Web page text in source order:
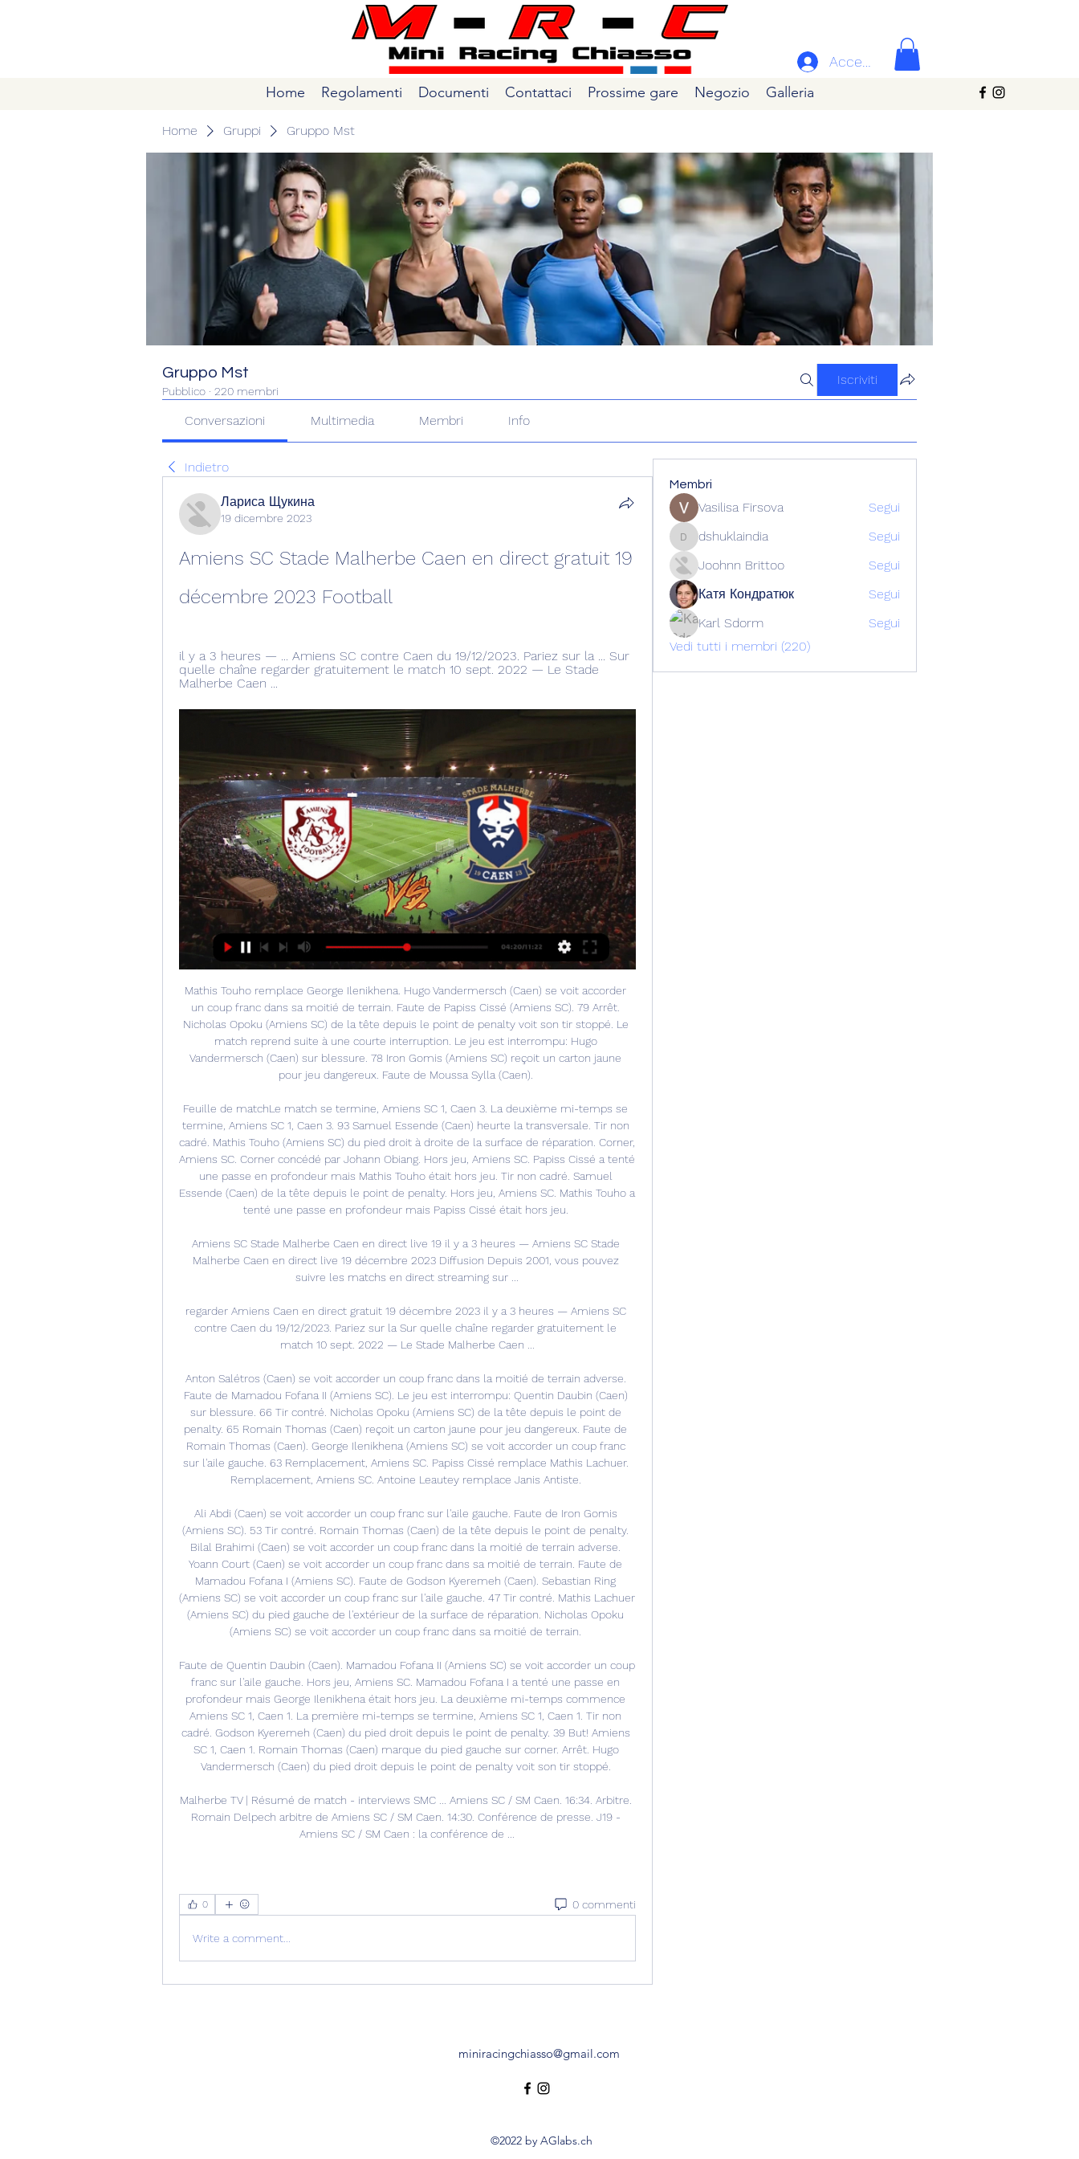
Accedi
Home Regolamenti Documenti Contattaci Prossime gare Negozio Galleria
Home Gruppi Gruppo Mst
Gruppo Mst
Pubblico · 220 membri
Iscriviti
Conversazioni Multimedia Membri Info
Indietro
Лариса Щукина
19 dicembre 2023
Amiens SC Stade Malherbe Caen en direct gratuit 19
décembre 2023 Football
il y a 3 heures — ... Amiens SC contre Caen du 19/12/2023. Pariez sur la ... Sur
quelle chaîne regarder gratuitement le match 10 sept. 2022 — Le Stade
Malherbe Caen ...
Mathis Touho remplace George Ilenikhena. Hugo Vandermersch (Caen) se voit accorder
un coup franc dans sa moitié de terrain. Faute de Papiss Cissé (Amiens SC). 79 Arrêt.
Nicholas Opoku (Amiens SC) de la tête depuis le point de penalty voit son tir stoppé. Le
match reprend suite à une courte interruption. Le jeu est interrompu: Hugo
Vandermersch (Caen) sur blessure. 78 Iron Gomis (Amiens SC) reçoit un carton jaune
pour jeu dangereux. Faute de Moussa Sylla (Caen).
Feuille de matchLe match se termine, Amiens SC 1, Caen 3. La deuxième mi-temps se
termine, Amiens SC 1, Caen 3. 93 Samuel Essende (Caen) heurte la transversale. Tir non
cadré. Mathis Touho (Amiens SC) du pied droit à droite de la surface de réparation. Corner,
Amiens SC. Corner concédé par Johann Obiang. Hors jeu, Amiens SC. Papiss Cissé a tenté
une passe en profondeur mais Mathis Touho était hors jeu. Tir non cadré. Samuel
Essende (Caen) de la tête depuis le point de penalty. Hors jeu, Amiens SC. Mathis Touho a
tenté une passe en profondeur mais Papiss Cissé était hors jeu.
Amiens SC Stade Malherbe Caen en direct live 19 il y a 3 heures — Amiens SC Stade
Malherbe Caen en direct live 19 décembre 2023 Diffusion Depuis 2001, vous pouvez
suivre les matchs en direct streaming sur ...
regarder Amiens Caen en direct gratuit 19 décembre 2023 il y a 3 heures — Amiens SC
contre Caen du 19/12/2023. Pariez sur la Sur quelle chaîne regarder gratuitement le
match 10 sept. 2022 — Le Stade Malherbe Caen ...
Anton Salétros (Caen) se voit accorder un coup franc dans la moitié de terrain adverse.
Faute de Mamadou Fofana II (Amiens SC). Le jeu est interrompu: Quentin Daubin (Caen)
sur blessure. 66 Tir contré. Nicholas Opoku (Amiens SC) de la tête depuis le point de
penalty. 65 Romain Thomas (Caen) reçoit un carton jaune pour jeu dangereux. Faute de
Romain Thomas (Caen). George Ilenikhena (Amiens SC) se voit accorder un coup franc
sur l'aile gauche. 63 Remplacement, Amiens SC. Papiss Cissé remplace Mathis Lachuer.
Remplacement, Amiens SC. Antoine Leautey remplace Janis Antiste.
Ali Abdi (Caen) se voit accorder un coup franc sur l'aile gauche. Faute de Iron Gomis
(Amiens SC). 53 Tir contré. Romain Thomas (Caen) de la tête depuis le point de penalty.
Bilal Brahimi (Caen) se voit accorder un coup franc dans la moitié de terrain adverse.
Yoann Court (Caen) se voit accorder un coup franc dans sa moitié de terrain. Faute de
Mamadou Fofana I (Amiens SC). Faute de Godson Kyeremeh (Caen). Sebastian Ring
(Amiens SC) se voit accorder un coup franc sur l'aile gauche. 47 Tir contré. Mathis Lachuer
(Amiens SC) du pied gauche de l'extérieur de la surface de réparation. Nicholas Opoku
(Amiens SC) se voit accorder un coup franc dans sa moitié de terrain.
Faute de Quentin Daubin (Caen). Mamadou Fofana II (Amiens SC) se voit accorder un coup
franc sur l'aile gauche. Hors jeu, Amiens SC. Mamadou Fofana I a tenté une passe en
profondeur mais George Ilenikhena était hors jeu. La deuxième mi-temps commence
Amiens SC 1, Caen 1. La première mi-temps se termine, Amiens SC 1, Caen 1. Tir non
cadré. Godson Kyeremeh (Caen) du pied droit depuis le point de penalty. 39 But! Amiens
SC 1, Caen 1. Romain Thomas (Caen) marque du pied gauche sur corner. Arrêt. Hugo
Vandermersch (Caen) du pied droit depuis le point de penalty voit son tir stoppé.
Malherbe TV | Résumé de match - interviews SMC ... Amiens SC / SM Caen. 16:34. Arbitre.
Romain Delpech arbitre de Amiens SC / SM Caen. 14:30. Conférence de presse. J19 -
Amiens SC / SM Caen : la conférence de ...
0 0 commenti
Write a comment...
Membri
Vasilisa Firsova Segui
dshuklaindia
dshuklaindia
Segui
Joohnn Brittoo
Segui
Катя Кондратюк
Segui
Karl Sdorm
Segui
Vedi tutti i membri (220)
miniracingchiasso@gmail.com
©2022 by AGlabs.ch